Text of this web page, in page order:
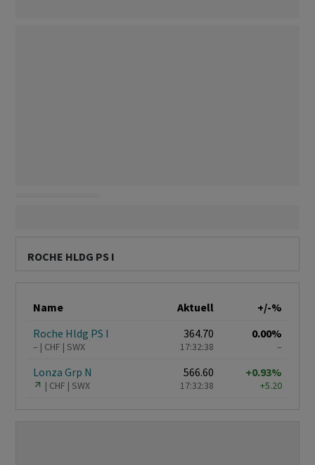
ROCHE HLDG PS I
Name Aktuell
+/-%
Roche Hldg PS I
– CHF SWX
364.70
17:32:38
0.00%
–
Lonza Grp N
CHF SWX
566.60
17:32:38
+0.93%
+5.20